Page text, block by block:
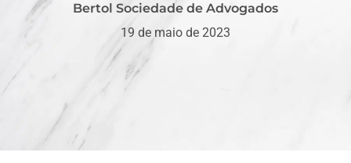
Bertol Sociedade de Advogados
19 de maio de 2023